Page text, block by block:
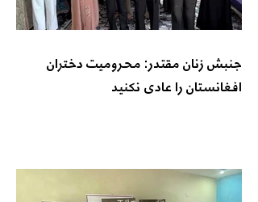
جنبش زنان مقتدر: محرومیت دختران
افغانستان را عادی نکنید